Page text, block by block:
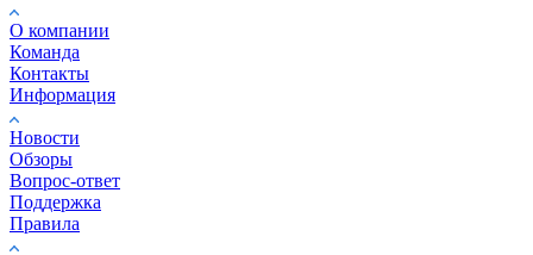
О компании
Команда
Контакты
Информация
Новости
Обзоры
Вопрос-ответ
Поддержка
Правила